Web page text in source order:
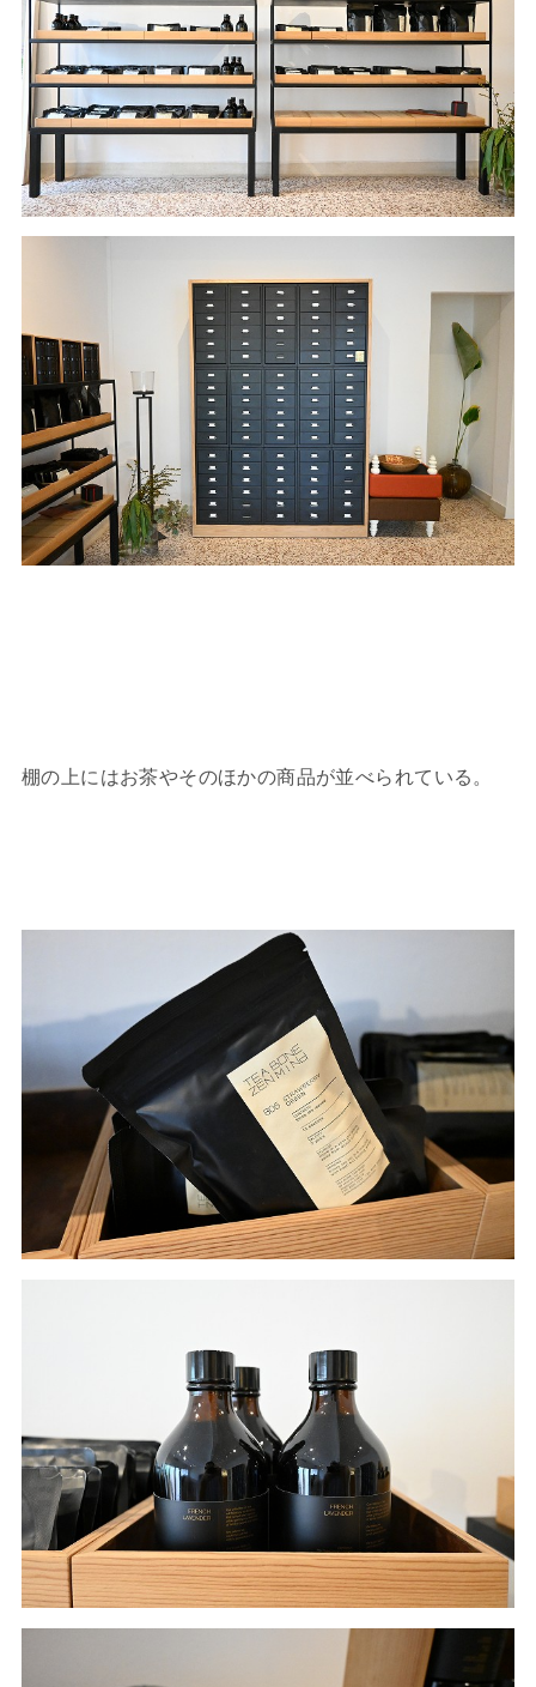
棚の上にはお茶やそのほかの商品が並べられている。